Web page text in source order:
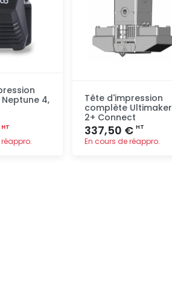
4,
HT
Tête d'impression
complète Ultimaker
2+ Connect
337,50 €HT
En cours de réappro.